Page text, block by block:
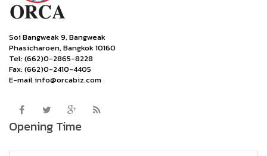
Soi Bangweak 9, Bangweak
Phasicharoen, Bangkok 10160
Tel: (662)0-2865-8228
Fax: (662)0-2410-4405
E-mail info@orcabiz.com
Opening Time